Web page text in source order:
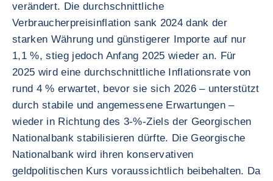
verändert. Die durchschnittliche
Verbraucherpreisinflation sank 2024 dank der
starken Währung und günstigerer Importe auf nur
1,1 %, stieg jedoch Anfang 2025 wieder an. Für
2025 wird eine durchschnittliche Inflationsrate von
rund 4 % erwartet, bevor sie sich 2026 – unterstützt
durch stabile und angemessene Erwartungen –
wieder in Richtung des 3-%-Ziels der Georgischen
Nationalbank stabilisieren dürfte. Die Georgische
Nationalbank wird ihren konservativen
geldpolitischen Kurs voraussichtlich beibehalten. Da